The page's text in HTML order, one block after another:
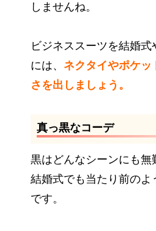
しませんね。
ビジネススーツを結婚
には、 ネクタイやポケッ
さを出しましょう。
真っ黒なコーデ
黒はどんなシーンにも無
結婚式でも当たり前のよ
です。